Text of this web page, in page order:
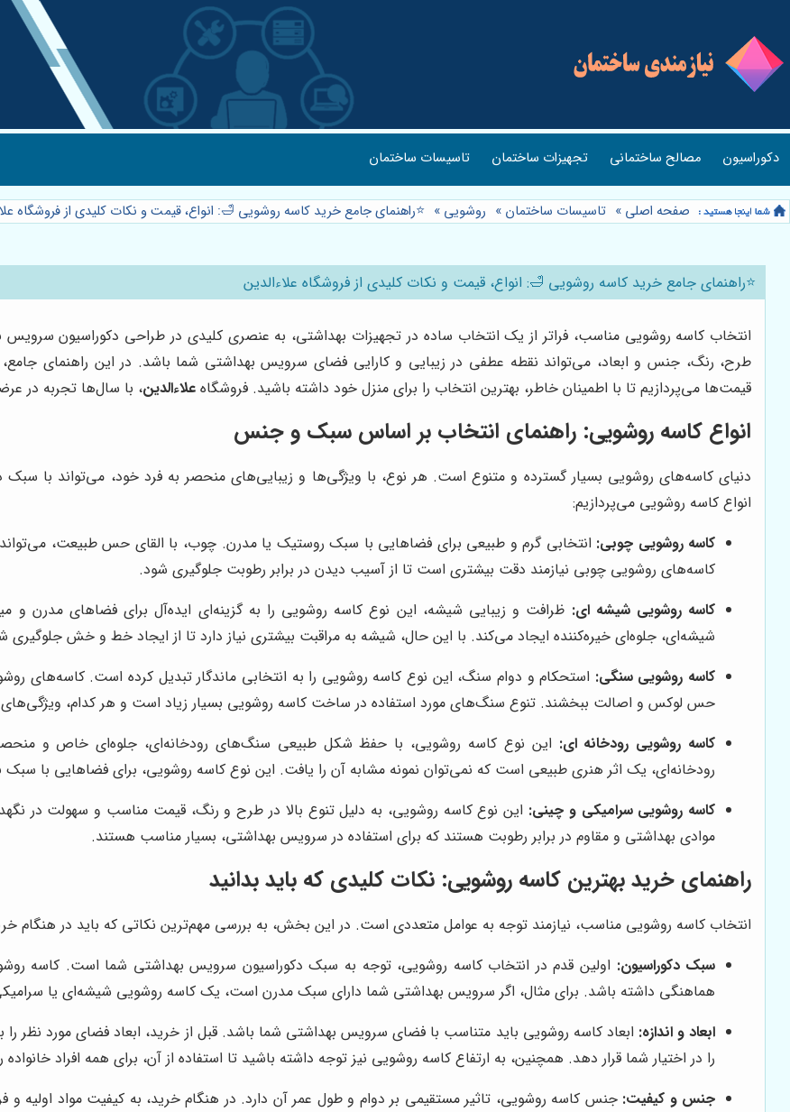
دکوراسیون مصالح ساختمانی تجهیزات ساختمان تاسیسات ساختمان
صفحه اصلی » تاسیسات ساختمان » روشویی » ⭐️راهنمای جامع خرید کاسه روشویی 🛁: انواع، قیمت و نکات کلیدی از فروشگاه
⭐️راهنمای جامع خرید کاسه روشویی 🛁: انواع، قیمت و نکات کلیدی از فروشگاه علاءالدین
انتخاب کاسه روشویی مناسب، فراتر از یک انتخاب ساده در تجهیزات بهداشتی، به عنصری کلیدی در طراحی دکوراسیون
طرح، رنگ، جنس و ابعاد، می‌تواند نقطه عطفی در زیبایی و کارایی فضای سرویس بهداشتی شما باشد. در این راهنمای
قیمت‌ها می‌پردازیم تا با اطمینان خاطر، بهترین انتخاب را برای منزل خود داشته باشید. فروشگاه علاءالدین، با سال‌ها تجربه در
انواع کاسه روشویی: راهنمای انتخاب بر اساس سبک و جنس
دنیای کاسه‌های روشویی بسیار گسترده و متنوع است. هر نوع، با ویژگی‌ها و زیبایی‌های منحصر به فرد خود، می‌تواند با
انواع کاسه روشویی می‌پردازیم:
کاسه روشویی چوبی: انتخابی گرم و طبیعی برای فضاهایی با سبک روستیک یا مدرن. چوب، با القای حس طبیعت،
کاسه‌های روشویی چوبی نیازمند دقت بیشتری است تا از آسیب دیدن در برابر رطوبت جلوگیری شود.
کاسه روشویی شیشه ای: ظرافت و زیبایی شیشه، این نوع کاسه روشویی را به گزینه‌ای ایده‌آل برای فضاهای مدرن و
شیشه‌ای، جلوه‌ای خیره‌کننده ایجاد می‌کند. با این حال، شیشه به مراقبت بیشتری نیاز دارد تا از ایجاد خط و خش جلوگیری
کاسه روشویی سنگی: استحکام و دوام سنگ، این نوع کاسه روشویی را به انتخابی ماندگار تبدیل کرده است. کاسه‌های
حس لوکس و اصالت ببخشند. تنوع سنگ‌های مورد استفاده در ساخت کاسه روشویی بسیار زیاد است و هر کدام، ویژگی‌های
کاسه روشویی رودخانه ای: این نوع کاسه روشویی، با حفظ شکل طبیعی سنگ‌های رودخانه‌ای، جلوه‌ای خاص و
رودخانه‌ای، یک اثر هنری طبیعی است که نمی‌توان نمونه مشابه آن را یافت. این نوع کاسه روشویی، برای فضاهایی با سبک
کاسه روشویی سرامیکی و چینی: این نوع کاسه روشویی، به دلیل تنوع بالا در طرح و رنگ، قیمت مناسب و سهولت در
موادی بهداشتی و مقاوم در برابر رطوبت هستند که برای استفاده در سرویس بهداشتی، بسیار مناسب هستند.
راهنمای خرید بهترین کاسه روشویی: نکات کلیدی که باید بدانید
انتخاب کاسه روشویی مناسب، نیازمند توجه به عوامل متعددی است. در این بخش، به بررسی مهم‌ترین نکاتی که باید در هنگام
سبک دکوراسیون: اولین قدم در انتخاب کاسه روشویی، توجه به سبک دکوراسیون سرویس بهداشتی شما است. کاسه روشویی
هماهنگی داشته باشد. برای مثال، اگر سرویس بهداشتی شما دارای سبک مدرن است، یک کاسه روشویی شیشه‌ای یا
ابعاد و اندازه: ابعاد کاسه روشویی باید متناسب با فضای سرویس بهداشتی شما باشد. قبل از خرید، ابعاد فضای مورد نظر را
را در اختیار شما قرار دهد. همچنین، به ارتفاع کاسه روشویی نیز توجه داشته باشید تا استفاده از آن، برای همه افراد
جنس و کیفیت: جنس کاسه روشویی، تاثیر مستقیمی بر دوام و طول عمر آن دارد. در هنگام خرید، به کیفیت مواد اولیه و